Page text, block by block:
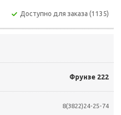
Доступно для заказа (1135)
Фрунзе 222
8(3822)24-25-74